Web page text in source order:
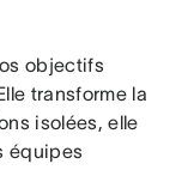
objectifs
transforme la
isolées, elle
équipes